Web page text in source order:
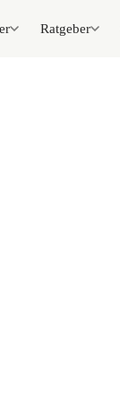
Ratgeber